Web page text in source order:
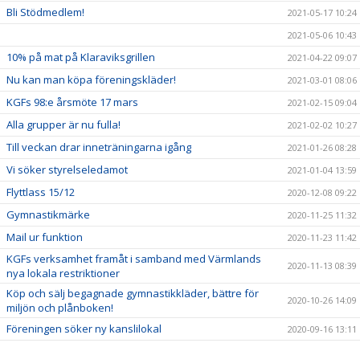
Bli Stödmedlem!
2021-05-17 10:24
2021-05-06 10:43
10% på mat på Klaraviksgrillen 2021-04-22 09:07
Nu kan man köpa föreningskläder! 2021-03-01 08:06
KGFs 98:e årsmöte 17 mars 2021-02-15 09:04
Alla grupper är nu fulla! 2021-02-02 10:27
Till veckan drar inneträningarna igång 2021-01-26 08:28
Vi söker styrelseledamot 2021-01-04 13:59
Flyttlass 15/12 2020-12-08 09:22
Gymnastikmärke 2020-11-25 11:32
Mail ur funktion 2020-11-23 11:42
KGFs verksamhet framåt i samband med Värmlands
nya lokala restriktioner
2020-11-13 08:39
Köp och sälj begagnade gymnastikkläder, bättre för
miljön och plånboken!
2020-10-26 14:09
Föreningen söker ny kanslilokal 2020-09-16 13:11